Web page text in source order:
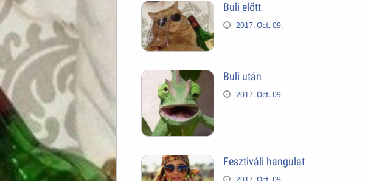
Buli előtt
2017. Oct. 09.
Buli után
2017. Oct. 09.
Fesztiváli hangulat